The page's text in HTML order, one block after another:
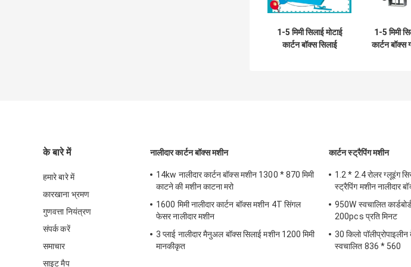
1-5 मिमी सिलाई मोटाई
कार्टन बॉक्स सिलाई
1-5 मिमी
कार्टन बॉक्स
के बारे में
हमारे बारे में
कारखाना भ्रमण
गुणवत्ता नियंत्रण
संपर्क करें
समाचार
साइट मैप
नालीदार कार्टन बॉक्स मशीन
14kw नालीदार कार्टन बॉक्स मशीन 1300 * 870 मिमी
काटने की मशीन काटना मरो
1600 मिमी नालीदार कार्टन बॉक्स मशीन 4T सिंगल
फेसर नालीदार मशीन
3 प्लाई नालीदार मैनुअल बॉक्स सिलाई मशीन 1200 मिमी
मानकीकृत
कार्टन स्ट्रैपिंग मशीन
1.2 * 2.4 रोलर ग्लूइंग
स्ट्रैपिंग मशीन नालीदार
950W स्वचालित
200pcs प्रति मिनट
30 किलो
स्वचालित 836 * 560